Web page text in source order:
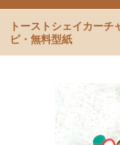
トーストシェイカー
ピ・無料型紙